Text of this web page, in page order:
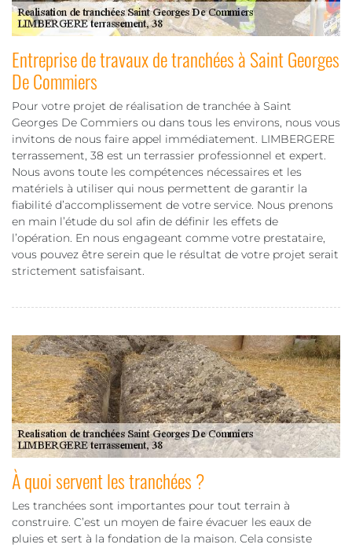
Entreprise de travaux de tranchées à Saint Georges
De Commiers
Pour votre projet de réalisation de tranchée à Saint
Georges De Commiers ou dans tous les environs, nous vous
invitons de nous faire appel immédiatement. LIMBERGERE
terrassement, 38 est un terrassier professionnel et expert.
Nous avons toute les compétences nécessaires et les
matériels à utiliser qui nous permettent de garantir la
fiabilité d’accomplissement de votre service. Nous prenons
en main l’étude du sol afin de définir les effets de
l’opération. En nous engageant comme votre prestataire,
vous pouvez être serein que le résultat de votre projet serait
strictement satisfaisant.
À quoi servent les tranchées ?
Les tranchées sont importantes pour tout terrain à
construire. C’est un moyen de faire évacuer les eaux de
pluies et sert à la fondation de la maison. Cela consiste